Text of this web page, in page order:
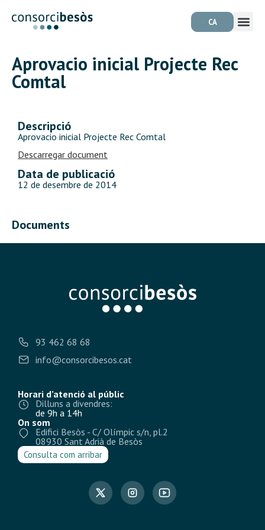
CA
Aprovacio inicial Projecte Rec
Comtal
Descripció
Aprovacio inicial Projecte Rec Comtal
Descarregar document
Data de publicació
12 de desembre de 2014
Documents
93 462 68 68
info@consorcibesos.cat
Horari d’atenció al públic
Dilluns a divendres:
de 9h a 14h
On som
Edifici Besòs - C/ Olímpic s/n, pl.2
08930 Sant Adrià de Besòs
Consulta com arribar